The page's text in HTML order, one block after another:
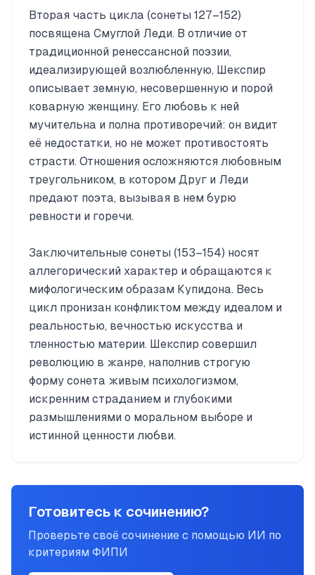
Вторая часть цикла (сонеты 127–152)
посвящена Смуглой Леди. В отличие от
традиционной ренессансной поэзии,
идеализирующей возлюбленную, Шекспир
описывает земную, несовершенную и порой
коварную женщину. Его любовь к ней
мучительна и полна противоречий: он видит
её недостатки, но не может противостоять
страсти. Отношения осложняются любовным
треугольником, в котором Друг и Леди
предают поэта, вызывая в нем бурю
ревности и горечи.
Заключительные сонеты (153–154) носят
аллегорический характер и обращаются к
мифологическим образам Купидона. Весь
цикл пронизан конфликтом между идеалом и
реальностью, вечностью искусства и
тленностью материи. Шекспир совершил
революцию в жанре, наполнив строгую
форму сонета живым психологизмом,
искренним страданием и глубокими
размышлениями о моральном выборе и
истинной ценности любви.
Готовитесь к сочинению?
Проверьте своё сочинение с помощью ИИ по
критериям ФИПИ